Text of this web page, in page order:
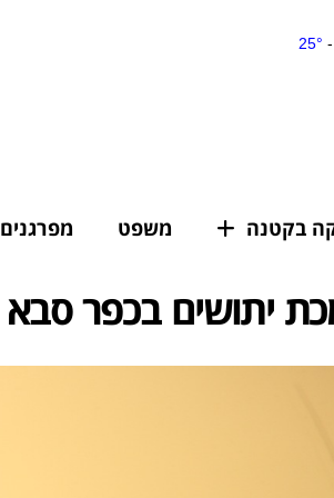
בקטנה משפט מפרגנים
יתושים בכפר סבא